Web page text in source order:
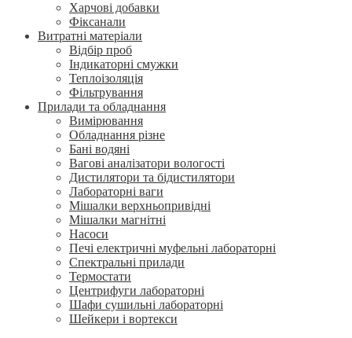
Харчові добавки
Фіксанали
Витратні матеріали
Відбір проб
Індикаторні смужки
Теплоізоляція
Фільтрування
Прилади та обладнання
Вимірювання
Обладнання різне
Бані водяні
Вагові аналізатори вологості
Дистилятори та бідистилятори
Лабораторні ваги
Мішалки верхньопривідні
Мішалки магнітні
Насоси
Печі електричні муфельні лабораторні
Спектральні прилади
Термостати
Центрифуги лабораторні
Шафи сушильні лабораторні
Шейкери і вортекси